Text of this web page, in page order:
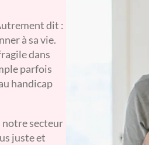
dit :
à sa vie.
dans
parfois
handicap
notre secteur
juste et